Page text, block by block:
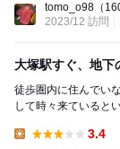
tomo_o98 （
2023/12 訪問
大塚駅すぐ、地下
徒歩圏内に住んでい
して時々来ていると
3.4